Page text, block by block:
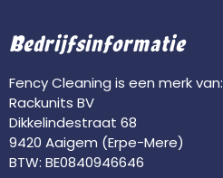
Bedrijfsinformatie
Fency Cleaning is een merk van:
Rackunits BV
Dikkelindestraat 68
9420 Aaigem (Erpe-Mere)
BTW: BE0840946646